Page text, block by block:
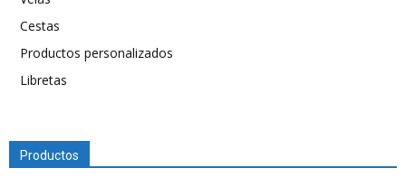
Cestas
Productos personalizados
Libretas
Productos